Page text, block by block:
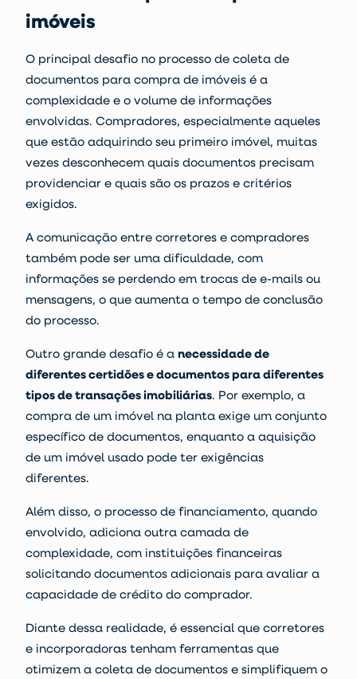
imóveis
O principal desafio no processo de coleta de
documentos para compra de imóveis é a
complexidade e o volume de informações
envolvidas. Compradores, especialmente aqueles
que estão adquirindo seu primeiro imóvel, muitas
vezes desconhecem quais documentos precisam
providenciar e quais são os prazos e critérios
exigidos.
A comunicação entre corretores e compradores
também pode ser uma dificuldade, com
informações se perdendo em trocas de e-mails ou
mensagens, o que aumenta o tempo de conclusão
do processo.
Outro grande desafio é a necessidade de
diferentes certidões e documentos para diferentes
tipos detransações imobiliárias. Por exemplo, a
compra de um imóvel na planta exige um conjunto
específico de documentos, enquanto a aquisição
de um imóvel usado pode ter exigências
diferentes.
Além disso, o processo de financiamento, quando
envolvido, adiciona outra camada de
complexidade, com instituições financeiras
solicitando documentos adicionais para avaliar a
capacidade de crédito do comprador.
Diante dessa realidade, é essencial que corretores
e incorporadoras tenham ferramentas que
otimizem a coleta de documentos e simplifiquem o